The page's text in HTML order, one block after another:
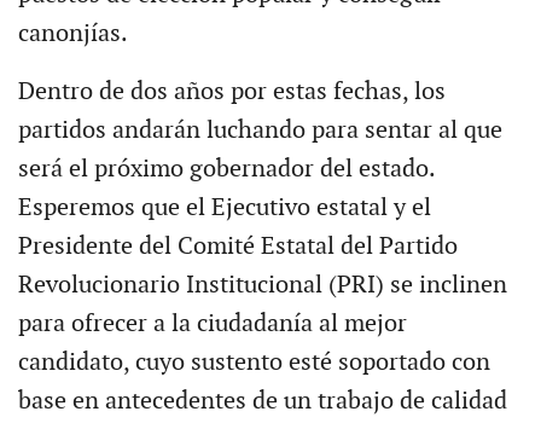
canonjías.
Dentro de dos años por estas fechas, los
partidos andarán luchando para sentar al que
será el próximo gobernador del estado.
Esperemos que el Ejecutivo estatal y el
Presidente del Comité Estatal del Partido
Revolucionario Institucional (PRI) se inclinen
para ofrecer a la ciudadanía al mejor
candidato, cuyo sustento esté soportado con
base en antecedentes de un trabajo de calidad